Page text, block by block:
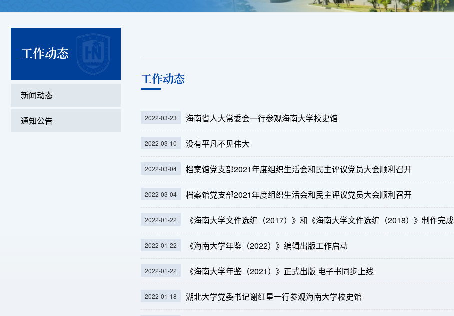
工作动态
新闻动态
通知公告
工作动态
2022-03-23 海南省人大常委会一行参观海南大学校史馆
2022-03-10 没有平凡不见伟大
2022-03-04 档案馆党支部2021年度组织生活会和民主评议党员大会顺利召开
2022-03-04 档案馆党支部2021年度组织生活会和民主评议党员大会顺利召开
2022-01-22 《海南大学文件选编（2017）》和《海南大学文件选编（2018）》制作完成
2022-01-22 《海南大学年鉴（2022）》编辑出版工作启动
2022-01-22 《海南大学年鉴（2021）》正式出版 电子书同步上线
2022-01-18 湖北大学党委书记谢红星一行参观海南大学校史馆